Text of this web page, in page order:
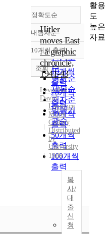
정확도순
정확도
순
인기도
순
연도순
제목순
저자순
발행기
관순
내림차순
내림차순
10개씩 출력
10개씩
출력
20개씩
출력
30개씩
출력
50개씩
출력
100개씩
출력
조회
Hitler
moves East
: a graphic
chronicle,
1941-43
Levinthal,
David
Laurence
Miller
Gallery
Distributed
by
University
1989
복
사/
대
출
신
청
활용
도
높은
자료